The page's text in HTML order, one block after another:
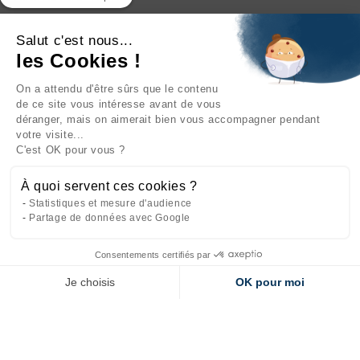
INFORMATIONS
NOTRE SOCIÉTÉ
NOS PRODUITS
CATÉGORIES
Site réalisé par l'agence web Makeo
Salut c'est nous...
les Cookies !
On a attendu d'être sûrs que le contenu
de ce site vous intéresse avant de vous
déranger, mais on aimerait bien vous accompagner pendant
votre visite...
C'est OK pour vous ?
À quoi servent ces cookies ?
Statistiques et mesure d'audience
Partage de données avec Google
Consentements certifiés par
Je choisis
OK pour moi